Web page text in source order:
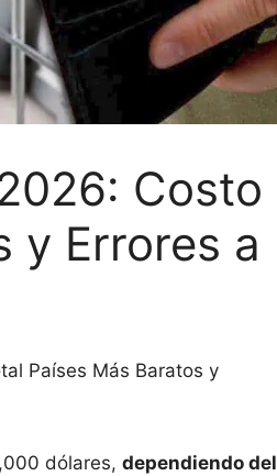
Costo
y Errores a
Países Más Baratos y
dólares, dependiendo del